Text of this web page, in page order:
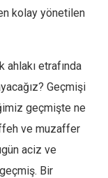
kolay yönetilen
ahlakı etrafında
Geçmişi
geçmişte ne
ve muzaffer
aciz ve
Bir